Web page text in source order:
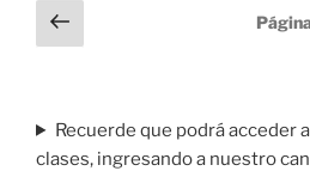
del
Paginación
de
Página
anterior
Recuerde que podrá acceder
clases, ingresando a nuestro